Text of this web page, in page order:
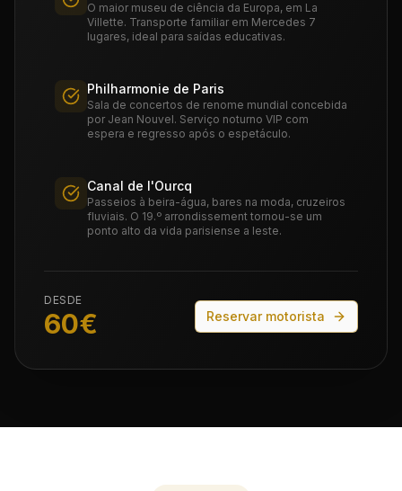
O maior museu de ciência da Europa, em La
Villette. Transporte familiar em Mercedes 7
lugares, ideal para saídas educativas.
Philharmonie de Paris
Sala de concertos de renome mundial concebida
por Jean Nouvel. Serviço noturno VIP com
espera e regresso após o espetáculo.
Canal de l'Ourcq
Passeios à beira-água, bares na moda, cruzeiros
fluviais. O 19.º arrondissement tornou-se um
ponto alto da vida parisiense a leste.
DESDE
60€ Reservar motorista